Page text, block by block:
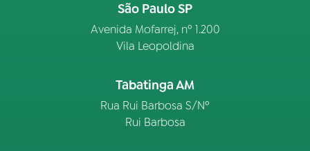
São Paulo SP
Avenida Mofarrej, nº 1.200
Vila Leopoldina
Tabatinga AM
Rua Rui Barbosa S/Nº
Rui Barbosa